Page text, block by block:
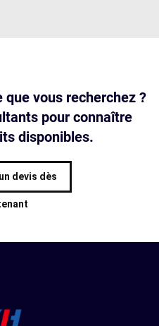
vous recherchez ?
pour connaître
disponibles.
devis dès